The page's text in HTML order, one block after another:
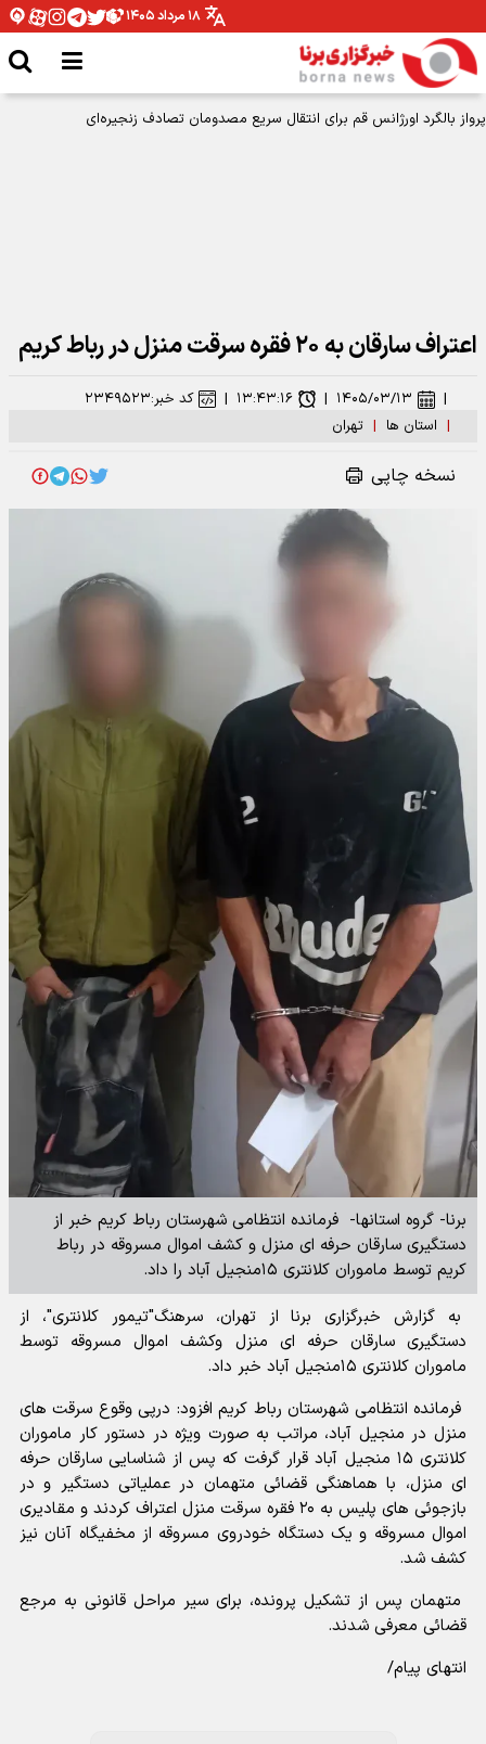
۱۸ مرداد ۱۴۰۵
پرواز بالگرد اورژانس قم برای انتقال سریع مصدومان تصادف زنجیره‌ای
اعتراف سارقان به ۲۰ فقره سرقت منزل در رباط کریم
| استان ها | تهران
| ۱۴۰۵/۰۳/۱۳ | ۱۳:۴۳:۱۶ | کد خبر:۲۳۴۹۵۲۳
نسخه چاپی
برنا- گروه استانها- فرمانده انتظامی شهرستان رباط کریم خبر از
دستگیری سارقان حرفه ای منزل و کشف اموال مسروقه در رباط
کریم توسط ماموران کلانتری ۱۵منجیل آباد را داد.
به گزارش خبرگزاری برنا از تهران، سرهنگ"تیمور کلانتری"، از
دستگیری سارقان حرفه ای منزل وکشف اموال مسروقه توسط
ماموران کلانتری ۱۵منجیل آباد خبر داد.
فرمانده انتظامی شهرستان رباط کریم افزود: درپی وقوع سرقت های
منزل در منجیل آباد، مراتب به صورت ویژه در دستور کار ماموران
کلانتری ۱۵ منجیل آباد قرار گرفت که پس از شناسایی سارقان حرفه
ای منزل، با هماهنگی قضائی متهمان در عملیاتی دستگیر و در
بازجوئی های پلیس به ۲۰ فقره سرقت منزل اعتراف کردند و مقادیری
اموال مسروقه و یک دستگاه خودروی مسروقه از مخفیگاه آنان نیز
کشف شد.
متهمان پس از تشکیل پرونده، برای سیر مراحل قانونی به مرجع
قضائی معرفی شدند.
انتهای پیام/